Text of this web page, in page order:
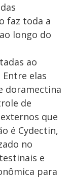
faz toda a
longo do
ao
elas
doramectina
de
que
é Cydectin,
no
e
para